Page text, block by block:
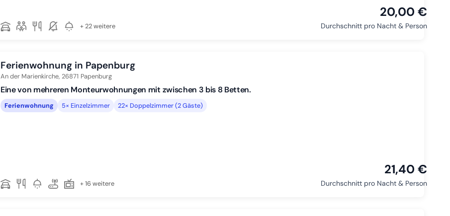
+ 22 weitere
20,00 €
Durchschnitt pro Nacht & Person
Ferienwohnung in Papenburg
An der Marienkirche, 26871 Papenburg
Eine von mehreren Monteurwohnungen mit zwischen 3 bis 8 Betten.
Ferienwohnung 5× Einzelzimmer 22× Doppelzimmer (2 Gäste)
+ 16 weitere
21,40 €
Durchschnitt pro Nacht & Person